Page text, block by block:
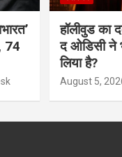
74
हॉलीवुड का
द ओडिसी ने
लिया है?
August 5,